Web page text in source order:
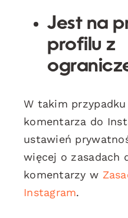
Jest na
profilu z
W takim
komentarza do
ustawień
więcej o zasadach
komentarzy w
Instagram.